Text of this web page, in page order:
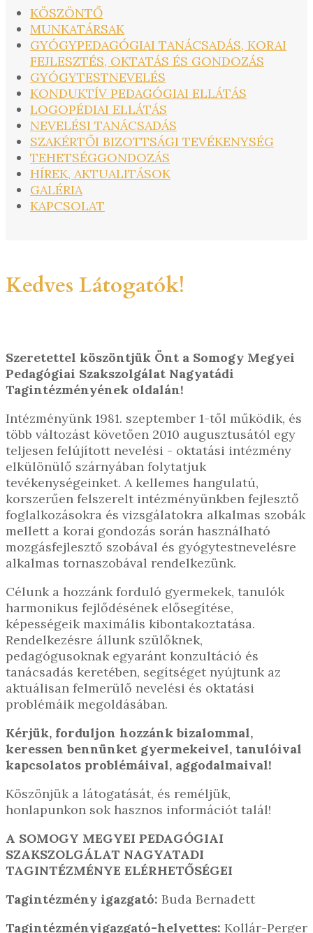
KÖSZÖNTŐ
MUNKATÁRSAK
GYÓGYPEDAGÓGIAI TANÁCSADÁS, KORAI
FEJLESZTÉS, OKTATÁS ÉS GONDOZÁS
GYÓGYTESTNEVELÉS
KONDUKTÍV PEDAGÓGIAI ELLÁTÁS
LOGOPÉDIAI ELLÁTÁS
NEVELÉSI TANÁCSADÁS
SZAKÉRTŐI BIZOTTSÁGI TEVÉKENYSÉG
TEHETSÉGGONDOZÁS
HÍREK, AKTUALITÁSOK
GALÉRIA
KAPCSOLAT
Kedves Látogatók!
Szeretettel köszöntjük Önt a Somogy Megyei
Pedagógiai Szakszolgálat Nagyatádi
Tagintézményének oldalán!
Intézményünk 1981. szeptember 1-től működik, és
több változást követően 2010 augusztusától egy
teljesen felújított nevelési - oktatási intézmény
elkülönülő szárnyában folytatjuk
tevékenységeinket. A kellemes hangulatú,
korszerűen felszerelt intézményünkben fejlesztő
foglalkozásokra és vizsgálatokra alkalmas szobák
mellett a korai gondozás során használható
mozgásfejlesztő szobával és gyógytestnevelésre
alkalmas tornaszobával rendelkezünk.
Célunk a hozzánk forduló gyermekek, tanulók
harmonikus fejlődésének elősegítése,
képességeik maximális kibontakoztatása.
Rendelkezésre állunk szülőknek,
pedagógusoknak egyaránt konzultáció és
tanácsadás keretében, segítséget nyújtunk az
aktuálisan felmerülő nevelési és oktatási
problémáik megoldásában.
Kérjük, forduljon hozzánk bizalommal,
keressen bennünket gyermekeivel, tanulóival
kapcsolatos problémáival, aggodalmaival!
Köszönjük a látogatását, és reméljük,
honlapunkon sok hasznos információt talál!
A SOMOGY MEGYEI PEDAGÓGIAI
SZAKSZOLGÁLAT NAGYATADI
TAGINTÉZMÉNYE ELÉRHETŐSÉGEI
Tagintézmény igazgató: Buda Bernadett
Tagintézményigazgató-helyettes: Kollár-Perger